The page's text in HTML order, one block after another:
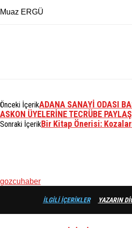
Muaz ERGÜ
Önceki İçerikADANA SANAYİ ODASI
ASKON ÜYELERİNE TECRÜBE
Sonraki İçerikBir Kitap Önerisi:
gozcuhaber
İLGİLİ İÇERİKLER YAZARIN